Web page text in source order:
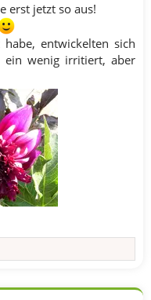
erst jetzt so aus!
entwickelten sich
ein wenig irritiert, aber